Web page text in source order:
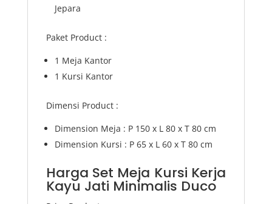
Jepara
Paket Product :
1 Meja Kantor
1 Kursi Kantor
Dimensi Product :
Dimension Meja : P 150 x L 80 x T 80 cm
Dimension Kursi : P 65 x L 60 x T 80 cm
Harga Set Meja Kursi Kerja
Kayu Jati Minimalis Duco